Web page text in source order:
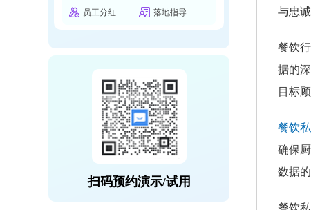
员工分红
落地指导
扫码预约演示/试用
与忠
餐饮
据的
目标
餐饮
确保
数据
餐饮